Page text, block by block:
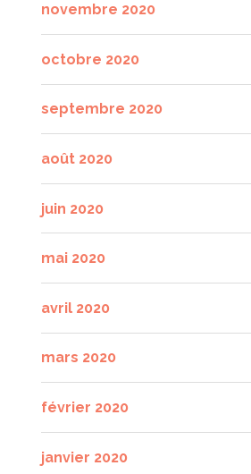
novembre 2020
octobre 2020
septembre 2020
août 2020
juin 2020
mai 2020
avril 2020
mars 2020
février 2020
janvier 2020